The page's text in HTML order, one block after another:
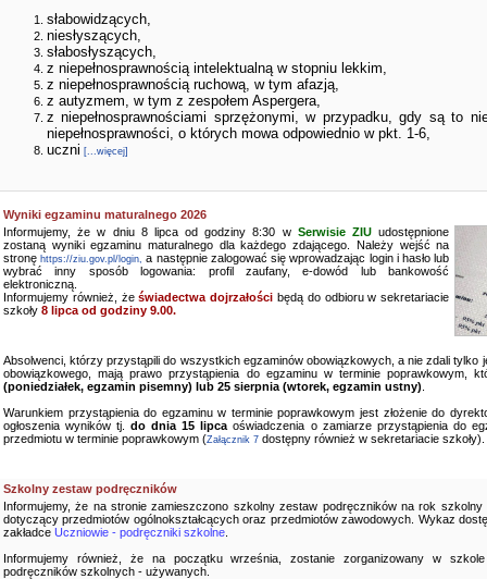
słabowidzących,
niesłyszących,
słabosłyszących,
z niepełnosprawnością intelektualną w stopniu lekkim,
z niepełnosprawnością ruchową, w tym afazją,
z autyzmem, w tym z zespołem Aspergera,
z niepełnosprawnościami sprzężonymi, w przypadku, gdy są to
niepełnosprawności, o których mowa odpowiednio w pkt. 1-6,
uczni [...więcej]
Wyniki egzaminu maturalnego 2026
Informujemy, że w dniu 8 lipca od godziny 8:30 w Serwisie ZIU udostępnione
zostaną wyniki egzaminu maturalnego dla każdego zdającego. Należy wejść na
stronęhttps://ziu.gov.pl/login, a następnie zalogować się wprowadzając login i hasło lub
wybrać inny sposób logowania: profil zaufany, e-dowód lub bankowość
elektroniczną.
Informujemy również, żeświadectwa dojrzałości będą do odbioru w sekretariacie
szkoły 8 lipca od godziny 9.00.
Absolwenci, którzy przystąpili do wszystkich egzaminów obowiązkowych, a nie zdali tylko
obowiązkowego, mają prawo przystąpienia do egzaminu w terminie poprawkowym,
(poniedziałek, egzamin pisemny) lub 25 sierpnia (wtorek, egzamin ustny)
Warunkiem przystąpienia do egzaminu w terminie poprawkowym jest złożenie do
ogłoszenia wyników tj.do dnia 15 lipca oświadczenia o zamiarze przystąpienia do
przedmiotu w terminie poprawkowym (Załącznik 7 dostępny również w sekretariacie szkoły).
Szkolny zestaw podręczników
Informujemy, że na stronie zamieszczono szkolny zestaw podręczników na rok szkolny
dotyczący przedmiotów ogólnokształcących oraz przedmiotów zawodowych. Wykaz
zakładce Uczniowie - podręczniki szkolne
Informujemy również, że na początku września, zostanie zorganizowany w
podręczników szkolnych - używanych.